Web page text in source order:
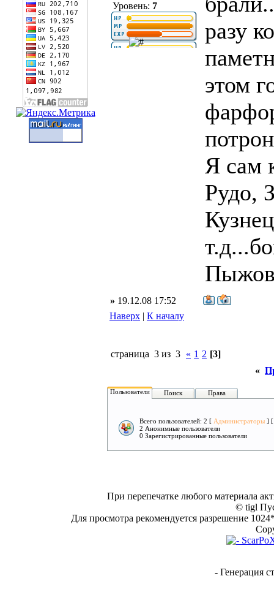
Уровень: 7
разу
этом
Я сам
Рудо,
» 19.12.08 17:52
Наверх | К началу
страница 3 из 3 « 1 2 [3]
«
Пользователи Поиск Права
Всего пользователей: 2 [ Администраторы ]
2 Анонимные пользователи
0 Зарегистрированные пользователи
При перепечатке любого материала
© tigl
Для просмотра рекомендуется разрешение
- Генерация